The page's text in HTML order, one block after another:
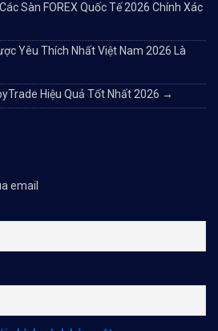
Sàn FOREX Quốc Tế 2026 Chính Xác
Yêu Thích Nhất Việt Nam 2026 Là
Hiệu Quả Tốt Nhất 2026 →
email